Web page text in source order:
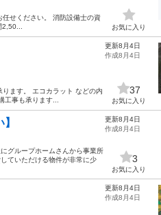
せください。 消防設備士の資
お気に入り
ます。 エコカラット などの内
事も承ります...
更新8月4日
作成8月4日
37
お気に入り
グループホームさんから事業所
ていただける物件が非常に少
更新8月4日
作成8月4日
3
お気に入り
更新8月4日
作成8月4日